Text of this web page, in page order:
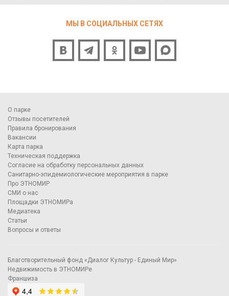
МЫ В СОЦИАЛЬНЫХ СЕТЯХ
О парке
Отзывы посетителей
Правила бронирования
Вакансии
Карта парка
Техническая поддержка
Согласие на обработку персональных данных
Санитарно-эпидемиологические мероприятия в парке
Про ЭТНОМИР
СМИ о нас
Площадки ЭТНОМИРа
Медиатека
Статьи
Вопросы и ответы
Благотворительный фонд «Диалог Культур - Единый Мир»
Недвижимость в ЭТНОМИРе
Франшиза